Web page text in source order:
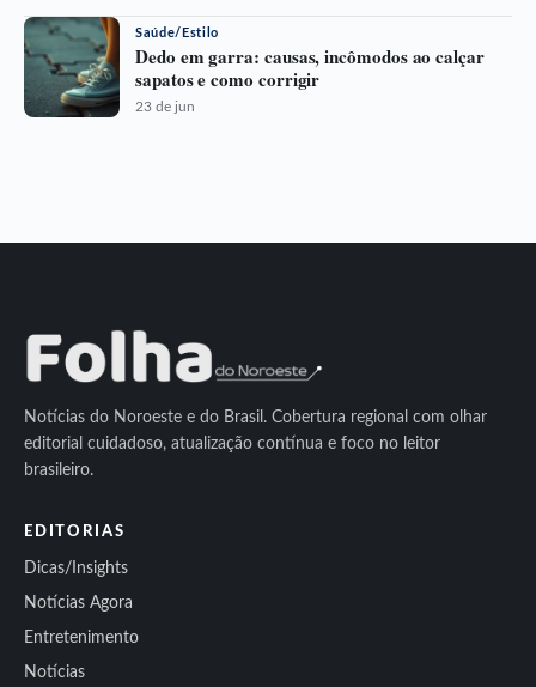
Saúde/Estilo
Dedo em garra: causas, incômodos ao calçar
sapatos e como corrigir
23 de jun
Notícias do Noroeste e do Brasil. Cobertura regional com olhar
editorial cuidadoso, atualização contínua e foco no leitor
brasileiro.
EDITORIAS
Dicas/Insights
Notícias Agora
Entretenimento
Notícias